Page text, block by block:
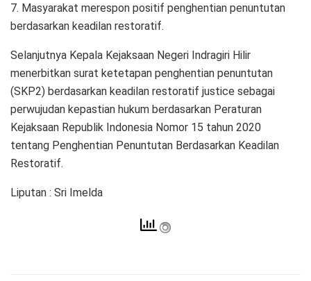
7. Masyarakat merespon positif penghentian penuntutan
berdasarkan keadilan restoratif.
Selanjutnya Kepala Kejaksaan Negeri Indragiri Hilir
menerbitkan surat ketetapan penghentian penuntutan
(SKP2) berdasarkan keadilan restoratif justice sebagai
perwujudan kepastian hukum berdasarkan Peraturan
Kejaksaan Republik Indonesia Nomor 15 tahun 2020
tentang Penghentian Penuntutan Berdasarkan Keadilan
Restoratif.
Liputan : Sri Imelda